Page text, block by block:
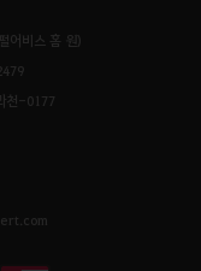
어비스 홈 원)
천-0177